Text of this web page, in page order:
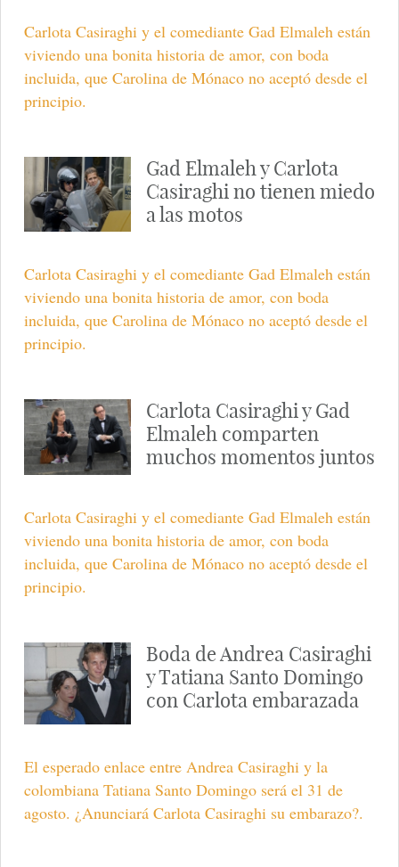
Carlota Casiraghi y el comediante Gad Elmaleh están
viviendo una bonita historia de amor, con boda
incluida, que Carolina de Mónaco no aceptó desde el
principio.
Gad Elmaleh y Carlota
Casiraghi no tienen miedo
a las motos
Carlota Casiraghi y el comediante Gad Elmaleh están
viviendo una bonita historia de amor, con boda
incluida, que Carolina de Mónaco no aceptó desde el
principio.
Carlota Casiraghi y Gad
Elmaleh comparten
muchos momentos juntos
Carlota Casiraghi y el comediante Gad Elmaleh están
viviendo una bonita historia de amor, con boda
incluida, que Carolina de Mónaco no aceptó desde el
principio.
Boda de Andrea Casiraghi
y Tatiana Santo Domingo
con Carlota embarazada
El esperado enlace entre Andrea Casiraghi y la
colombiana Tatiana Santo Domingo será el 31 de
agosto. ¿Anunciará Carlota Casiraghi su embarazo?.